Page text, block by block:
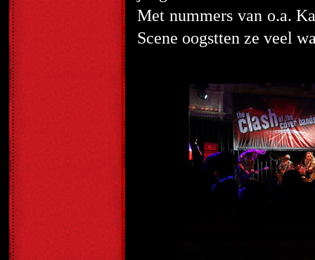
Met nummers van o.a.
Scene oogstten ze veel